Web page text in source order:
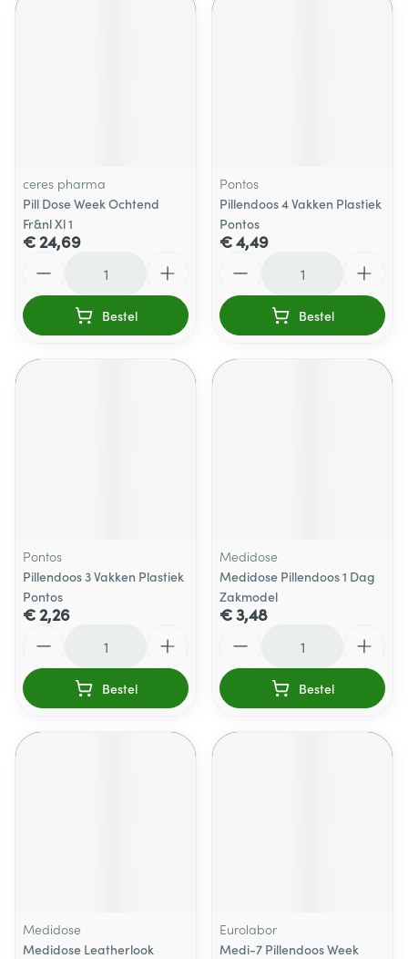
ceres pharma
Pill Dose Week Ochtend
Fr&nl Xl 1
€ 24,69
Bestel
Pontos
Pillendoos 4 Vakken Plastiek
Pontos
€ 4,49
Bestel
Pontos
Pillendoos 3 Vakken Plastiek
Pontos
€ 2,26
Bestel
Medidose
Medidose Pillendoos 1 Dag
Zakmodel
€ 3,48
Bestel
Medidose
Medidose Leatherlook
Eurolabor
Medi-7 Pillendoos Week